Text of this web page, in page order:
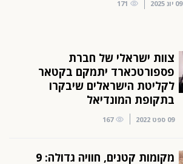
09 יונ 2025 171
צוות ישראלי של חברת
פספורטכארד יתמקם בקטאר
לקליטת הישראלים שיבקרו
בתקופת המונדיאל
09 ספט 2022 167
מקומות קטנים, חוויה גדולה: 9